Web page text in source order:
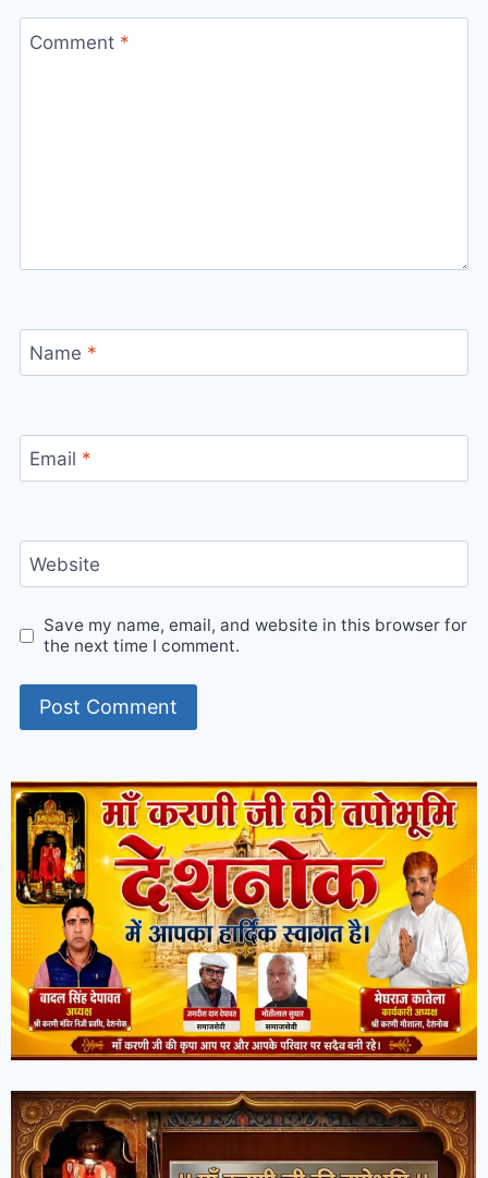
Comment *
Name *
Email *
Website
Save my name, email, and website in this browser for
the next time I comment.